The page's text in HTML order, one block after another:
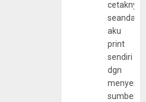
cetaknya
aku
print
sendiri
dgn
sumber